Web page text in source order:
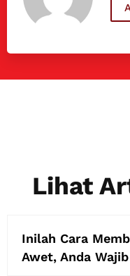
Lihat
Inilah Cara
Awet, Anda Wajib